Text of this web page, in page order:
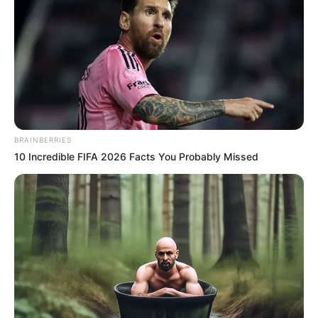
operatividad óptima de las redes de acueducto a largo
plazo.
Le puede interesar:
Mañana martes 5 de marzo se va la
luz en Cartagena y Bolívar
Se solicita a los residentes de la zona afectada que
tomenlas precauciones necesarias y se preparen para
posibles interrupciones temporales en el suministro de
COMPARTIR
ALERTA BOGOTÁ EN GOOGLE NEWS
TEMAS RELACIONADOS
BRAINBERRIES
10 Incredible FIFA 2026 Facts You Probably Missed